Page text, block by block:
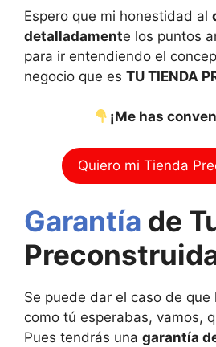
Espero que mi honestidad al
detalladamente los puntos
para ir entendiendo el
negocio que es TU TIENDA
¡Me has
Quiero mi Tienda
Garantía de
Se puede dar el caso de que
como tú esperabas, vamos,
Pues tendrás una garantía